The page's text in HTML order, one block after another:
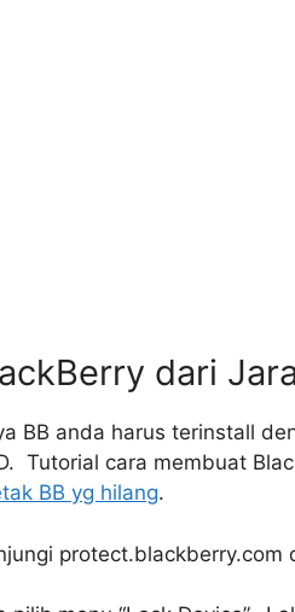
dari
BB anda harus terinstall
Tutorial cara membuat
BB yg hilang.
protect.blackberry.com